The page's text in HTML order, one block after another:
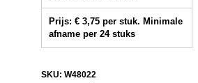
Prijs: € 3,75 per stuk. Minimale
afname per 24 stuks
SKU: W48022